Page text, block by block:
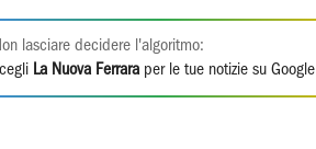
lasciare decidere l'algoritmo:
La Nuova Ferrara per le tue notizie su Google